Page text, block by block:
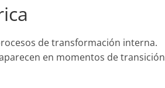
de transformación interna.
en momentos de transición